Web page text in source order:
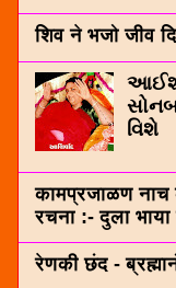
शिव ने भजो जीव
વિશે
कामप्रजाळण
रचना :- दुला
रेणकी छंद -